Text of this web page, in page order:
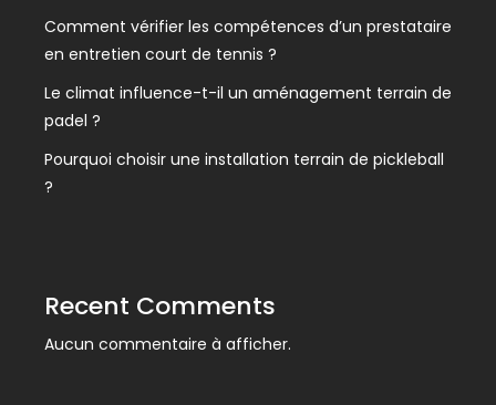
Comment vérifier les compétences d’un prestataire
en entretien court de tennis ?
Le climat influence-t-il un aménagement terrain de
padel ?
Pourquoi choisir une installation terrain de pickleball
?
Recent Comments
Aucun commentaire à afficher.